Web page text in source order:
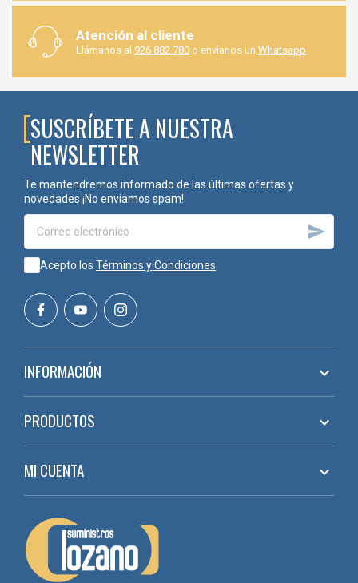
Atención al cliente
Llámanos al 926 882 780 o envíanos un Whatsapp
SUSCRÍBETE A NUESTRA
NEWSLETTER
Te mantendremos informado de las últimas ofertas y
novedades ¡No enviamos spam!

Acepto los Términos y Condiciones
INFORMACIÓN 
PRODUCTOS 
MI CUENTA 